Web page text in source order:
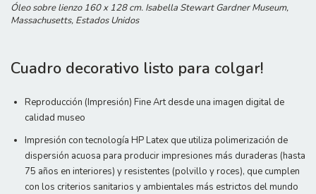
Óleo sobre lienzo 160 x 128 cm. Isabella Stewart Gardner Museum,
Massachusetts, Estados Unidos
Cuadro decorativo listo para colgar!
Reproducción (Impresión) Fine Art desde una imagen digital de
calidad museo
Impresión con tecnología HP Latex que utiliza polimerización de
dispersión acuosa para producir impresiones más duraderas (hasta
75 años en interiores) y resistentes (polvillo y roces), que cumplen
con los criterios sanitarios y ambientales más estrictos del mundo